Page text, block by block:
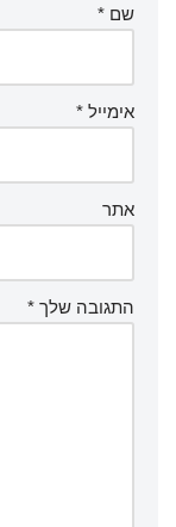
שם *
אימייל *
אתר
התגובה שלך *